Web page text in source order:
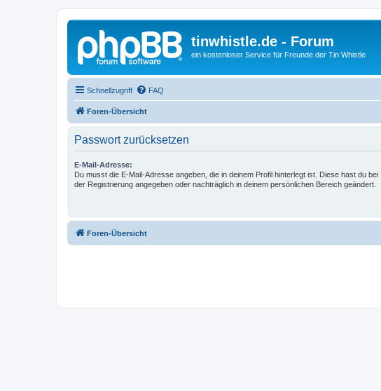
tinwhistle.de - Forum
ein kostenloser Service für Freunde der Tin Whistle
Schnellzugriff FAQ
Foren-Übersicht
Passwort zurücksetzen
E-Mail-Adresse:
Du musst die E-Mail-Adresse angeben, die in deinem Profil hinterlegt ist. Diese hast du bei
der Registrierung angegeben oder nachträglich in deinem persönlichen Bereich geändert.
Foren-Übersicht